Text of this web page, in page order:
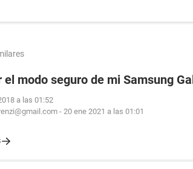
el modo seguro de mi Samsung
a las 01:52
- 20 ene 2021 a las 01:01